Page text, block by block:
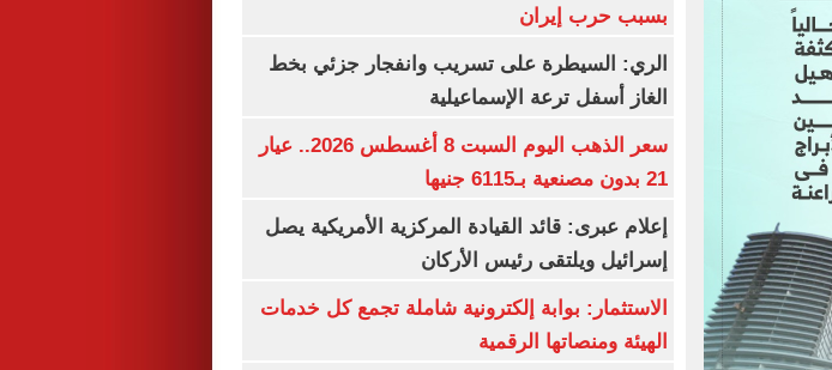
بسبب حرب إيران
الري: السيطرة على تسريب وانفجار جزئي بخط
الغاز أسفل ترعة الإسماعيلية
سعر الذهب اليوم السبت 8 أغسطس 2026.. عيار
21 بدون مصنعية بـ6115 جنيها
إعلام عبرى: قائد القيادة المركزية الأمريكية يصل
إسرائيل ويلتقى رئيس الأركان
الاستثمار: بوابة إلكترونية شاملة تجمع كل خدمات
الهيئة ومنصاتها الرقمية